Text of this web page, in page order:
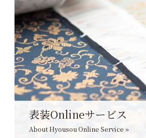
表装Onlineサービス
About Hyousou Online Service »